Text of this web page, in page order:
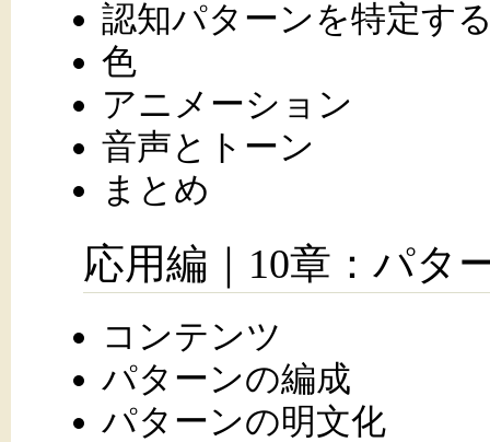
認知パターンを特定す
色
アニメーション
音声とトーン
まとめ
応用編｜10章：パタ
コンテンツ
パターンの編成
パターンの明文化